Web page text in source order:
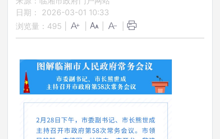
日期： 2026-03-01 10:33
浏览量： 495